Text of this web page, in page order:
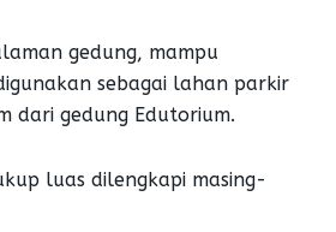
gedung, mampu
sebagai lahan parkir
dari gedung Edutorium.
luas dilengkapi masing-